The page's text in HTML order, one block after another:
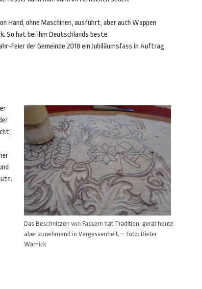
ohne Maschinen, ausführt, aber auch Wappen
So hat bei ihm Deutschlands beste
Feier der Gemeinde 2018 ein Jubiläumsfass in Auftrag
Das Beschnitzen von Fässern hat Tradition, gerät heute
aber zunehmend in Vergessenheit. – Foto: Dieter
Warnick